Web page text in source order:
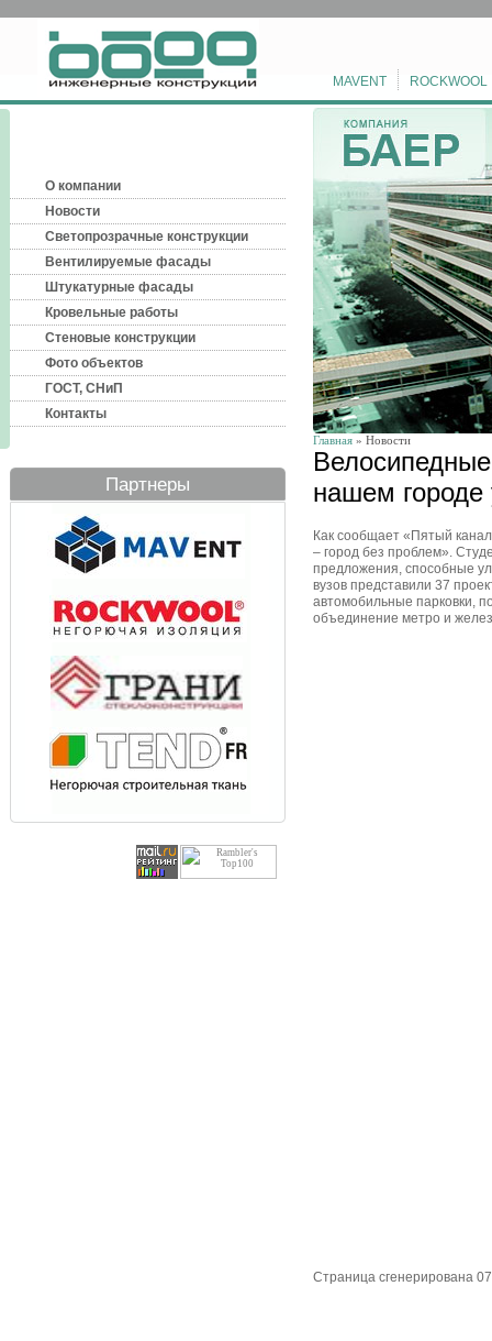
MAVENT ROCKWOOL
О компании
Новости
Светопрозрачные конструкции
Вентилируемые фасады
Штукатурные фасады
Кровельные работы
Стеновые конструкции
Фото объектов
ГОСТ, СНиП
Контакты
Партнеры
Главная » Новости
нашем
Как сообщает «Пятый
– город без проблем».
предложения, способные
вузов представили 37
автомобильные парковки,
объединение метро и
Страница сгенерирована